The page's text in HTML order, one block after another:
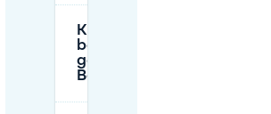
Kan ik een
gebruiken voor iemand die
Bottendaal bezoekt?